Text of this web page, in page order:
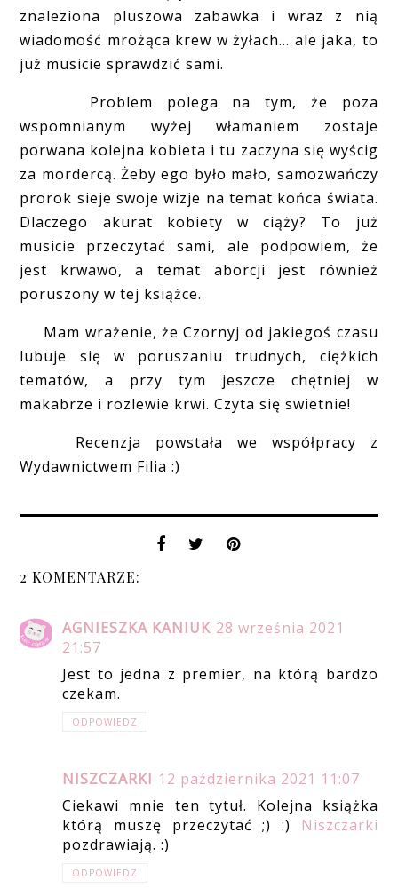
znaleziona pluszowa zabawka i wraz z nią
wiadomość mrożąca krew w żyłach... ale jaka, to
już musicie sprawdzić sami.
Problem polega na tym, że poza
wspomnianym wyżej włamaniem zostaje
porwana kolejna kobieta i tu zaczyna się wyścig
za mordercą. Żeby ego było mało, samozwańczy
prorok sieje swoje wizje na temat końca świata.
Dlaczego akurat kobiety w ciąży? To już
musicie przeczytać sami, ale podpowiem, że
jest krwawo, a temat aborcji jest również
poruszony w tej książce.
Mam wrażenie, że Czornyj od jakiegoś czasu
lubuje się w poruszaniu trudnych, ciężkich
tematów, a przy tym jeszcze chętniej w
makabrze i rozlewie krwi. Czyta się swietnie!
Recenzja powstała we współpracy z
Wydawnictwem Filia :)
2 KOMENTARZE:
AGNIESZKA KANIUK 28 września 2021
21:57
Jest to jedna z premier, na którą bardzo
czekam.
ODPOWIEDZ
NISZCZARKI 12 października 2021 11:07
Ciekawi mnie ten tytuł. Kolejna książka
którą muszę przeczytać ;) :)
Niszczarki
pozdrawiają. :)
ODPOWIEDZ